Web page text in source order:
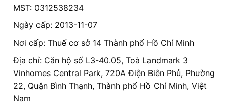
MST: 0312538234
Ngày cấp: 2013-11-07
Nơi cấp: Thuế cơ sở 14 Thành phố Hồ Chí Minh
Địa chỉ: Căn hộ số L3-40.05, Toà Landmark 3
Vinhomes Central Park, 720A Điện Biên Phủ, Phường
22, Quận Bình Thạnh, Thành phố Hồ Chí Minh, Việt
Nam